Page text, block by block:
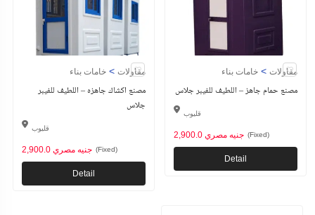
مقاولات > خامات بناء
مصنع اكشاك جاهزه – اللطيف للفيبر
جلاس
قليوب
2,900.0 جنيه مصري (Fixed)
Detail
مقاولات > خامات بناء
مصنع حمام جاهز – اللطيف للفيبر جلاس
قليوب
2,900.0 جنيه مصري (Fixed)
Detail